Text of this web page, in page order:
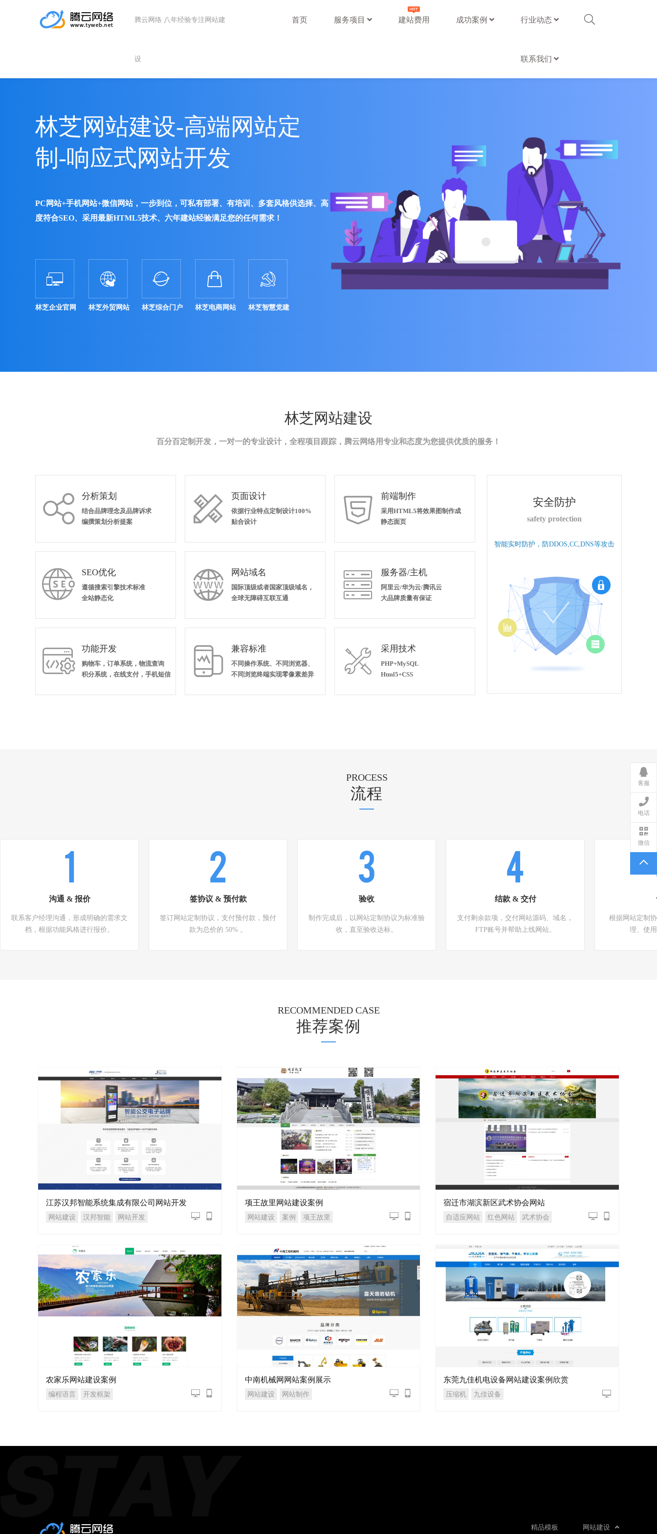
腾云网络 八年经验专注网站建
设
首页 服务项目 建站费用 成功案例 行业动态
联系我们
林芝网站建设-高端网站定
制-响应式网站开发
PC网站+手机网站+微信网站，一步到位，可私有部署、有培训、多套风格供选择、高
度符合SEO、采用最新HTML5技术、六年建站经验满足您的任何需求！

林芝企业官网

林芝外贸网站

林芝综合门户

林芝电商网站

林芝智慧党建
林芝网站建设
百分百定制开发，一对一的专业设计，全程项目跟踪，腾云网络用专业和态度为您提供优质的服务！
 分析策划
结合品牌理念及品牌诉求
编撰策划分析提案
 页面设计
依据行业特点定制设计100%
贴合设计
 前端制作
采用HTML5将效果图制作成
静态面页
 SEO优化
遵循搜索引擎技术标准
全站静态化
 网站域名
国际顶级或者国家顶级域名，
全球无障碍互联互通
 服务器/主机
阿里云/华为云/腾讯云
大品牌质量有保证
 功能开发
购物车，订单系统，物流查询
积分系统，在线支付，手机短信
 兼容标准
不同操作系统、不同浏览器、
不同浏览终端实现零像素差异
 采用技术
PHP+MySQL
Html5+CSS
安全防护
safety protection
智能实时防护，防DDOS,CC,DNS等攻击
PROCESS
流程
沟通 & 报价
联系客户经理沟通，形成明确的需求文
档，根据功能风格进行报价。
2
签协议 & 预付款
签订网站定制协议，支付预付款，预付
款为总价的 50% 。
3
验收
制作完成后，以网站定制协议为标准验
收，直至验收达标。
4
结款 & 交付
支付剩余款项，交付网站源码、域名，
FTP账号并帮助上线网站。
根据网站定制
理、使
RECOMMENDED CASE
推荐案例
江苏汉邦智能系统集成有限公司网站开发
网站建设 汉邦智能 网站开发
项王故里网站建设案例
网站建设 案例 项王故里
宿迁市湖滨新区武术协会网站
自适应网站 红色网站 武术协会
农家乐网站建设案例
编程语言 开发框架
中南机械网网站案例展示
网站建设 网站制作
东莞九佳机电设备网站建设案例欣赏
压缩机 九佳设备
网站建设
精品模板
客服
电话
微信